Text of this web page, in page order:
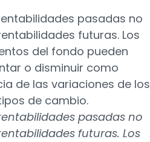
pasadas no
futuras. Los
del fondo pueden
o disminuir como
de las variaciones de los
de cambio.
pasadas no
futuras. Los